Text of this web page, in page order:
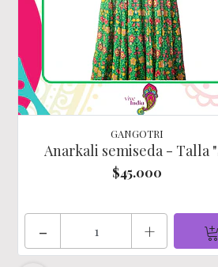
GANGOTRI
Anarkali semiseda - Talla
$45.000
- +